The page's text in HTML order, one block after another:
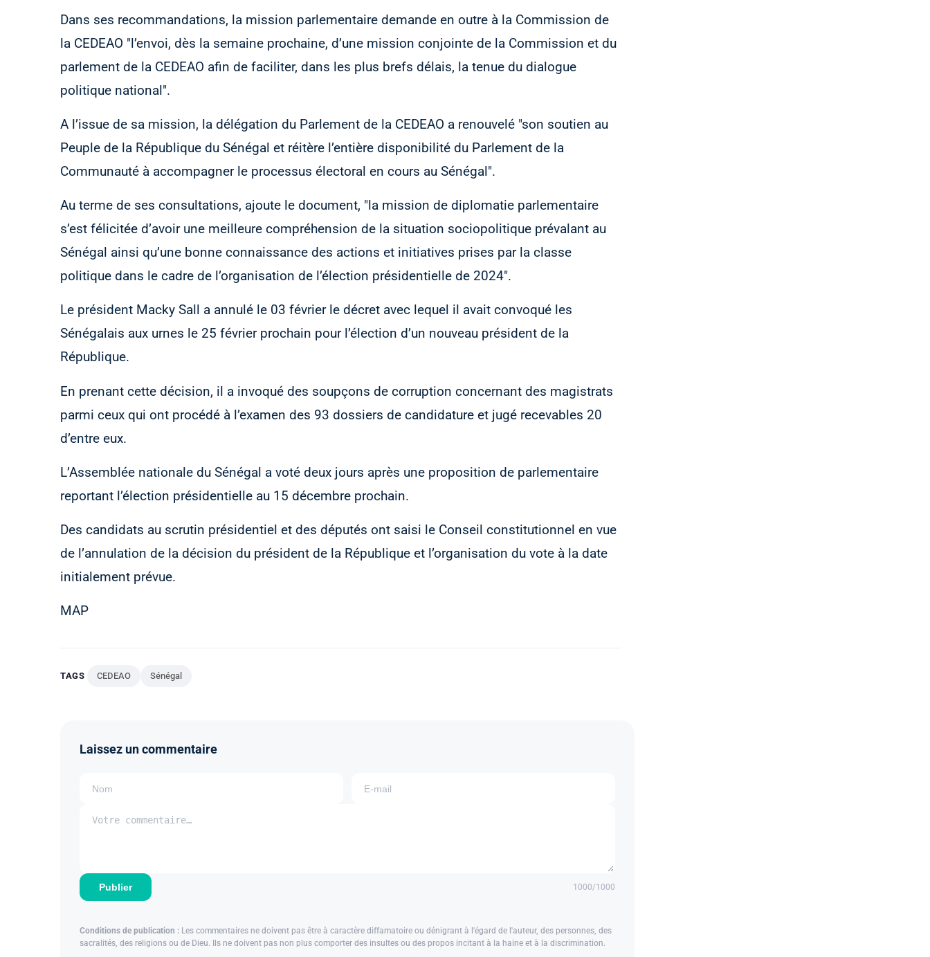
Dans ses recommandations, la mission parlementaire demande en outre à la Commission de
la CEDEAO "l’envoi, dès la semaine prochaine, d’une mission conjointe de la Commission et du
parlement de la CEDEAO afin de faciliter, dans les plus brefs délais, la tenue du dialogue
politique national".
A l’issue de sa mission, la délégation du Parlement de la CEDEAO a renouvelé "son soutien au
Peuple de la République du Sénégal et réitère l’entière disponibilité du Parlement de la
Communauté à accompagner le processus électoral en cours au Sénégal".
Au terme de ses consultations, ajoute le document, "la mission de diplomatie parlementaire
s’est félicitée d’avoir une meilleure compréhension de la situation sociopolitique prévalant au
Sénégal ainsi qu’une bonne connaissance des actions et initiatives prises par la classe
politique dans le cadre de l’organisation de l’élection présidentielle de 2024".
Le président Macky Sall a annulé le 03 février le décret avec lequel il avait convoqué les
Sénégalais aux urnes le 25 février prochain pour l’élection d’un nouveau président de la
République.
En prenant cette décision, il a invoqué des soupçons de corruption concernant des magistrats
parmi ceux qui ont procédé à l’examen des 93 dossiers de candidature et jugé recevables 20
d’entre eux.
L’Assemblée nationale du Sénégal a voté deux jours après une proposition de parlementaire
reportant l’élection présidentielle au 15 décembre prochain.
Des candidats au scrutin présidentiel et des députés ont saisi le Conseil constitutionnel en vue
de l’annulation de la décision du président de la République et l’organisation du vote à la date
initialement prévue.
MAP
TAGS CEDEAO Sénégal
Laissez un commentaire
Publier 1000/1000
Conditions de publication : Les commentaires ne doivent pas être à caractère diffamatoire ou dénigrant à l'égard de l'auteur, des personnes, des
sacralités, des religions ou de Dieu. Ils ne doivent pas non plus comporter des insultes ou des propos incitant à la haine et à la discrimination.